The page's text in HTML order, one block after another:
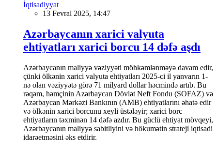
İqtisadiyyat
13 Fevral 2025, 14:47
Azərbaycanın xarici valyuta
ehtiyatları xarici borcu 14 dəfə aşdı
Azərbaycanın maliyyə vəziyyəti möhkəmlənməyə davam edir,
çünki ölkənin xarici valyuta ehtiyatları 2025-ci il yanvarın 1-
nə olan vəziyyətə görə 71 milyard dollar həcmində artıb. Bu
rəqəm, həmçinin Azərbaycan Dövlət Neft Fondu (SOFAZ) və
Azərbaycan Mərkəzi Bankının (AMB) ehtiyatlarını əhatə edir
və ölkənin xarici borcunu xeyli üstələyir; xarici borc
ehtiyatların təxminən 14 dəfə azdır. Bu güclü ehtiyat mövqeyi,
Azərbaycanın maliyyə sabitliyini və hökumətin strateji iqtisadi
idarəetməsini əks etdirir.